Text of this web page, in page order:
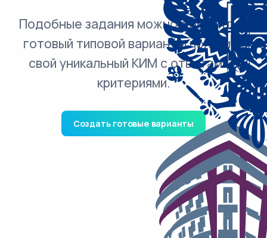
Подобные задания можно добавить в
готовый типовой вариант и получить
свой уникальный КИМ с ответами и
критериями.
Создать готовые варианты